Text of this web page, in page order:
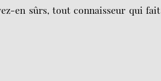
en sûrs, tout connaisseur qui fait